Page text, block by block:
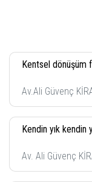
Kentsel dönüşüm
Av.Ali Güvenç
Kendin yık
Av. Ali Güvenç